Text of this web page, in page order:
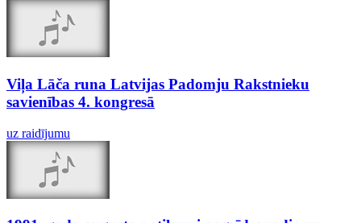
Viļa Lāča runa Latvijas Padomju Rakstnieku
savienības 4. kongresā
uz raidījumu